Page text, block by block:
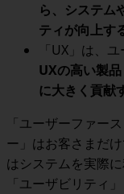
ら、システム
ティが向上す
「UX 」は、
UXの高い製
に大きく貢献
「ユーザーファー
ー」はお客さまだ
はシステムを実際
「ユーザビリティ